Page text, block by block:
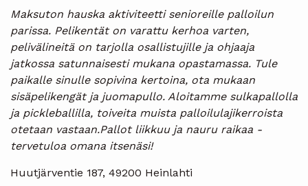
Maksuton hauska aktiviteetti senioreille palloilun
parissa. Pelikentät on varattu kerhoa varten,
pelivälineitä on tarjolla osallistujille ja ohjaaja
jatkossa satunnaisesti mukana opastamassa. Tule
paikalle sinulle sopivina kertoina, ota mukaan
sisäpelikengät ja juomapullo. Aloitamme sulkapallolla
ja pickleballilla, toiveita muista palloilulajikerroista
otetaan vastaan.Pallot liikkuu ja nauru raikaa -
tervetuloa omana itsenäsi!
Huutjärventie 187, 49200 Heinlahti